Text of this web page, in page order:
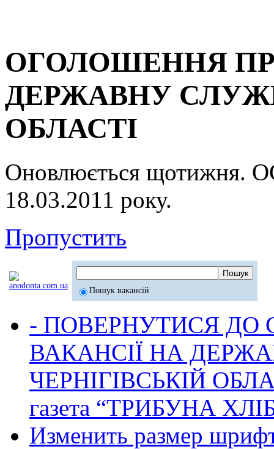
ОГОЛОШЕННЯ
ДЕРЖАВНУ
ОБЛАСТІ
Оновлюється
18.03.2011 року.
Пропустить
Пошук вакансій
- ПОВЕРНУТИСЯ ДО
ВАКАНСІЇ НА
ЧЕРНІГІВСЬКІЙ
газета “ТРИБУНА
Изменить размер